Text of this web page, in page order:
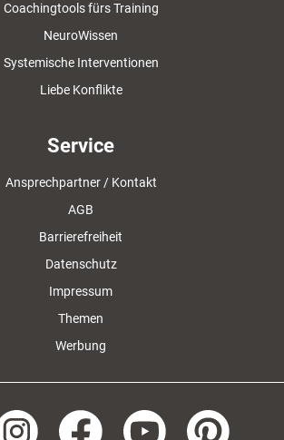
Coachingtools fürs Training
NeuroWissen
Systemische Interventionen
Liebe Konflikte
Service
Ansprechpartner / Kontakt
AGB
Barrierefreiheit
Datenschutz
Impressum
Themen
Werbung